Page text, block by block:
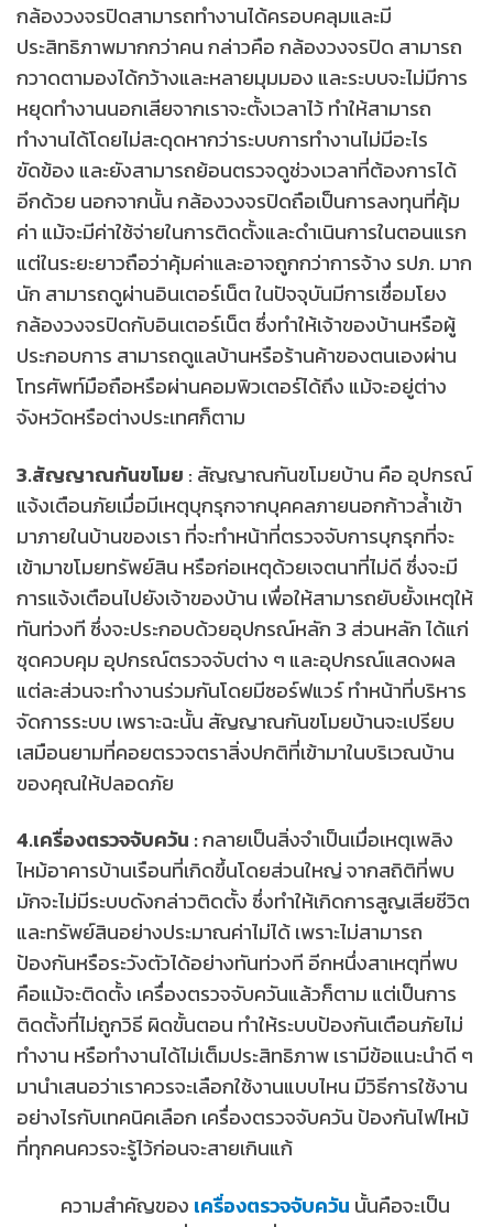
กล้องวงจรปิดสามารถทำงานได้ครอบคลุมและมี
ประสิทธิภาพมากกว่าคน กล่าวคือ กล้องวงจรปิด สามารถ
กวาดตามองได้กว้างและหลายมุมมอง และระบบจะไม่มีการ
หยุดทำงานนอกเสียจากเราจะตั้งเวลาไว้ ทำให้สามารถ
ทำงานได้โดยไม่สะดุดหากว่าระบบการทำงานไม่มีอะไร
ขัดข้อง และยังสามารถย้อนตรวจดูช่วงเวลาที่ต้องการได้
อีกด้วย นอกจากนั้น กล้องวงจรปิดถือเป็นการลงทุนที่คุ้ม
ค่า แม้จะมีค่าใช้จ่ายในการติดตั้งและดำเนินการในตอนแรก
แต่ในระยะยาวถือว่าคุ้มค่าและอาจถูกกว่าการจ้าง รปภ. มาก
นัก สามารถดูผ่านอินเตอร์เน็ต ในปัจจุบันมีการเชื่อมโยง
กล้องวงจรปิดกับอินเตอร์เน็ต ซึ่งทำให้เจ้าของบ้านหรือผู้
ประกอบการ สามารถดูแลบ้านหรือร้านค้าของตนเองผ่าน
โทรศัพท์มือถือหรือผ่านคอมพิวเตอร์ได้ถึง แม้จะอยู่ต่าง
จังหวัดหรือต่างประเทศก็ตาม
3.สัญญาณกันขโมย : สัญญาณกันขโมยบ้าน คือ อุปกรณ์
แจ้งเตือนภัยเมื่อมีเหตุบุกรุกจากบุคคลภายนอกก้าวล้ำเข้า
มาภายในบ้านของเรา ที่จะทำหน้าที่ตรวจจับการบุกรุกที่จะ
เข้ามาขโมยทรัพย์สิน หรือก่อเหตุด้วยเจตนาที่ไม่ดี ซึ่งจะมี
การแจ้งเตือนไปยังเจ้าของบ้าน เพื่อให้สามารถยับยั้งเหตุให้
ทันท่วงที ซึ่งจะประกอบด้วยอุปกรณ์หลัก 3 ส่วนหลัก ได้แก่
ชุดควบคุม อุปกรณ์ตรวจจับต่าง ๆ และอุปกรณ์แสดงผล
แต่ละส่วนจะทำงานร่วมกันโดยมีซอร์ฟแวร์ ทำหน้าที่บริหาร
จัดการระบบ เพราะฉะนั้น สัญญาณกันขโมยบ้านจะเปรียบ
เสมือนยามที่คอยตรวจตราสิ่งปกติที่เข้ามาในบริเวณบ้าน
ของคุณให้ปลอดภัย
4.เครื่องตรวจจับควัน :กลายเป็นสิ่งจำเป็นเมื่อเหตุเพลิง
ไหม้อาคารบ้านเรือนที่เกิดขึ้นโดยส่วนใหญ่ จากสถิติที่พบ
มักจะไม่มีระบบดังกล่าวติดตั้ง ซึ่งทำให้เกิดการสูญเสียชีวิต
และทรัพย์สินอย่างประมาณค่าไม่ได้ เพราะไม่สามารถ
ป้องกันหรือระวังตัวได้อย่างทันท่วงที อีกหนึ่งสาเหตุที่พบ
คือแม้จะติดตั้ง เครื่องตรวจจับควันแล้วก็ตาม แต่เป็นการ
ติดตั้งที่ไม่ถูกวิธี ผิดขั้นตอน ทำให้ระบบป้องกันเตือนภัยไม่
ทำงาน หรือทำงานได้ไม่เต็มประสิทธิภาพ เรามีข้อแนะนำดี ๆ
มานำเสนอว่าเราควรจะเลือกใช้งานแบบไหน มีวิธีการใช้งาน
อย่างไรกับเทคนิคเลือก เครื่องตรวจจับควัน ป้องกันไฟไหม้
ที่ทุกคนควรจะรู้ไว้ก่อนจะสายเกินแก้
ความสำคัญของ เครื่องตรวจจับควัน นั้นคือจะเป็น